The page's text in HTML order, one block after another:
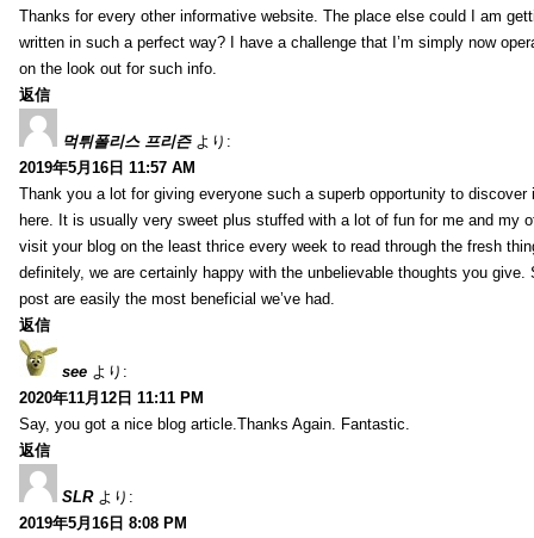
Thanks for every other informative website. The place else could I am
written in such a perfect way? I have a challenge that I’m simply now
on the look out for such info.
返信
먹튀폴리스 프리즌 より:
2019年5月16日 11:57 AM
Thank you a lot for giving everyone such a superb opportunity to discover
here. It is usually very sweet plus stuffed with a lot of fun for me and my
visit your blog on the least thrice every week to read through the fresh
definitely, we are certainly happy with the unbelievable thoughts you
post are easily the most beneficial we’ve had.
返信
see より:
2020年11月12日 11:11 PM
Say, you got a nice blog article.Thanks Again. Fantastic.
返信
SLR より:
2019年5月16日 8:08 PM